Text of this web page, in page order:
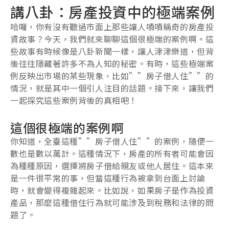
講八卦：房產投資中的極端案例
哈囉，你有沒有聽過市面上那些讓人嘖嘖稱奇的房產投
資故事？今天，我們就來聊聊這個很極端的案例啊。這
些故事有時候像是八卦新聞一樣，讓人津津樂道，但背
後往往隱藏著許多不為人知的秘密。有時，這些極端案
例反映出市場的某些現象，比如””房子借人住””的
情況，就是其中一個引人注目的話題。接下來，讓我們
一起探究這些案例背後的真相吧！
這個很極端的案例啊
你知道，全臺這種””房子借人住””的案例，隨便一
數也是數以萬計。這種情況下，房產的所有者可能會因
為種種原因，選擇將房子借給親友或他人居住。這本來
是一件很平常的事，但當這種行為被拿到台面上討論
時，就會變得複雜起來。比如說，如果房子是作為投資
產品，那麼這種借住行為就可能涉及到稅務和法律的問
題了。